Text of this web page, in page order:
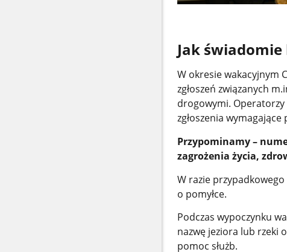
Jak
W okresie wakacyjnym
zgłoszeń związanych
drogowymi.
zgłoszenia
Przypominamy –
zagrożenia życia,
W razie
o pomyłce.
Podczas wypoczynku
nazwę jeziora lub rzeki
pomoc służb.